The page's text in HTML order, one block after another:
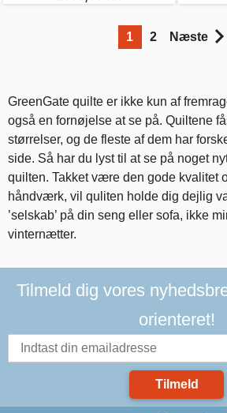
1 2 Næste
GreenGate quilte er ikke kun af
også en fornøjelse at se på. Quiltene
størrelser, og de fleste af dem har
side. Så har du lyst til at se på noget
quilten. Takket være den gode kvalitet
håndværk, vil quliten holde dig dejlig
’selskab’ på din seng eller sofa, ikke
vinternætter.
Tilmeld dig vores
orienteret!
Tilmeld